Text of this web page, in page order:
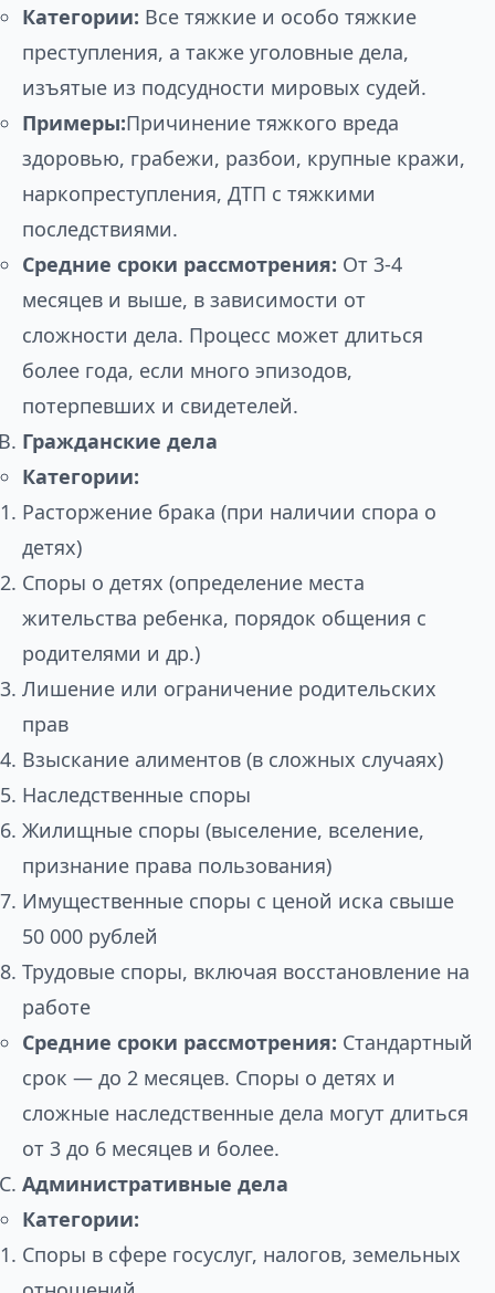
Категории: Все тяжкие и особо тяжкие
преступления, а также уголовные дела,
изъятые из подсудности мировых судей.
Примеры:Причинение тяжкого вреда
здоровью, грабежи, разбои, крупные кражи,
наркопреступления, ДТП с тяжкими
последствиями.
Средние сроки рассмотрения: От 3-4
месяцев и выше, в зависимости от
сложности дела. Процесс может длиться
более года, если много эпизодов,
потерпевших и свидетелей.
Гражданские дела
Категории:
Расторжение брака (при наличии спора о
детях)
Споры о детях (определение места
жительства ребенка, порядок общения с
родителями и др.)
Лишение или ограничение родительских
прав
Взыскание алиментов (в сложных случаях)
Наследственные споры
Жилищные споры (выселение, вселение,
признание права пользования)
Имущественные споры с ценой иска свыше
50 000 рублей
Трудовые споры, включая восстановление на
работе
Средние сроки рассмотрения: Стандартный
срок — до 2 месяцев. Споры о детях и
сложные наследственные дела могут длиться
от 3 до 6 месяцев и более.
Административные дела
Категории:
Споры в сфере госуслуг, налогов, земельных